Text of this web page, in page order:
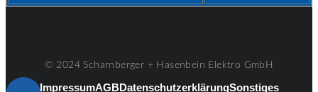
© 2024 Scharnberger + Hasenbein Elektro GmbH
ImpressumAGBDatenschutzerklärungSonstiges